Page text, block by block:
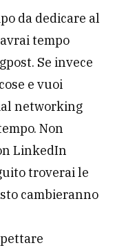
da dedicare al
tempo
Se invece
e vuoi
networking
Non
LinkedIn
troverai le
cambieranno